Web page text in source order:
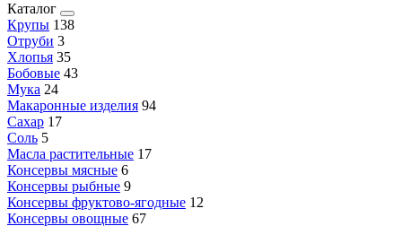
Каталог
Крупы 138
Отруби 3
Хлопья 35
Бобовые 43
Мука 24
Макаронные изделия 94
Сахар 17
Соль 5
Масла растительные 17
Консервы мясные 6
Консервы рыбные 9
Консервы фруктово-ягодные 12
Консервы овощные 67